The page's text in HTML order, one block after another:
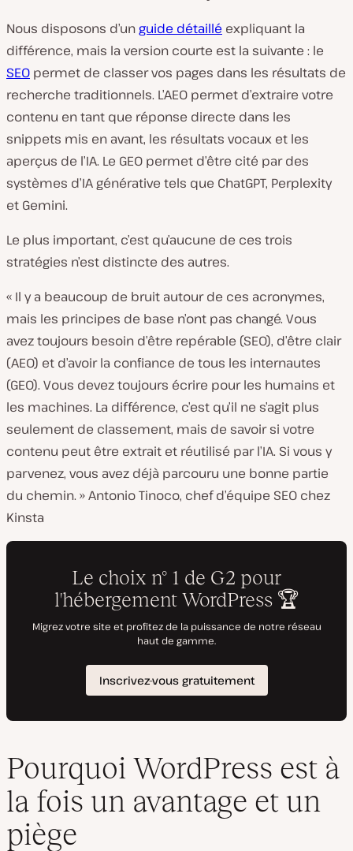
Nous disposons d’unguide détaillé expliquant la
différence, mais la version courte est la suivante : le
SEO permet de classer vos pages dans les résultats de
recherche traditionnels. L’AEO permet d’extraire votre
contenu en tant que réponse directe dans les
snippets mis en avant, les résultats vocaux et les
aperçus de l’IA. Le GEO permet d’être cité par des
systèmes d’IA générative tels que ChatGPT, Perplexity
et Gemini.
Le plus important, c’est qu’aucune de ces trois
stratégies n’est distincte des autres.
« Il y a beaucoup de bruit autour de ces acronymes,
mais les principes de base n’ont pas changé. Vous
avez toujours besoin d’être repérable (SEO), d’être clair
(AEO) et d’avoir la confiance de tous les internautes
(GEO). Vous devez toujours écrire pour les humains et
les machines. La différence, c’est qu’il ne s’agit plus
seulement de classement, mais de savoir si votre
contenu peut être extrait et réutilisé par l’IA. Si vous y
parvenez, vous avez déjà parcouru une bonne partie
du chemin. » Antonio Tinoco, chef d’équipe SEO chez
Kinsta
Pourquoi WordPress est à
la fois un avantage et un
piège